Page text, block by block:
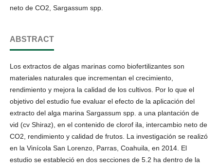
neto de CO2, Sargassum spp.
ABSTRACT
Los extractos de algas marinas como biofertilizantes son
materiales naturales que incrementan el crecimiento,
rendimiento y mejora la calidad de los cultivos. Por lo que el
objetivo del estudio fue evaluar el efecto de la aplicación del
extracto del alga marina Sargassum spp. a una plantación de
vid (cv Shiraz), en el contenido de clorof ila, intercambio neto de
CO2, rendimiento y calidad de frutos. La investigación se realizó
en la Vinícola San Lorenzo, Parras, Coahuila, en 2014. El
estudio se estableció en dos secciones de 5.2 ha dentro de la